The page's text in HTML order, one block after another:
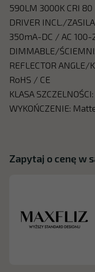
590LM 3000K CRI 80
DRIVER INCL./
350mA-DC / AC
DIMMABLE/
REFLECTOR ANGLE/
RoHS / CE
KLASA
WYKOŃCZENIE:
Zapytaj o cenę w